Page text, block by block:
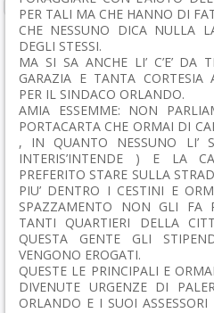
PER TALI MA CHE HANNO DI
CHE NESSUNO DICA NULLA
DEGLI STESSI.
MA SI SA ANCHE LI’ C’E’ DA
GARAZIA E TANTA CORTESIA
PER IL SINDACO ORLANDO.
AMIA ESSEMME: NON
PORTACARTA CHE ORMAI DI
, IN QUANTO NESSUNO LI’
INTERIS’INTENDE ) E LA
PREFERITO STARE SULLA
PIU’ DENTRO I CESTINI E
SPAZZAMENTO NON GLI FA
TANTI QUARTIERI DELLA
QUESTA GENTE GLI
VENGONO EROGATI.
QUESTE LE PRINCIPALI E
DIVENUTE URGENZE DI
ORLANDO E I SUOI